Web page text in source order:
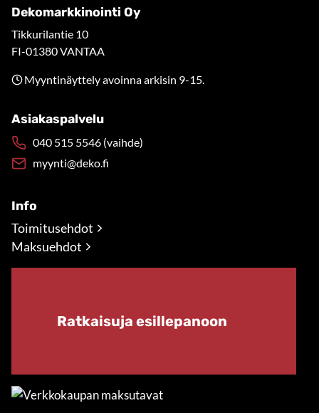
Dekomarkkinointi Oy
Tikkurilantie 10
FI-01380 VANTAA
Myyntinäyttely avoinna arkisin 9-15.
Asiakaspalvelu
040 515 5546 (vaihde)
myynti@deko.fi
Info
Toimitusehdot
Maksuehdot
Ratkaisuja esillepanoon